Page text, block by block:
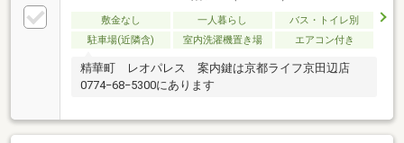
敷金なし 一人暮らし
バス・トイレ別
駐車場(近隣含)
室内洗濯機置き場 エアコン付き
精華町 レオパレス 案内鍵は京都ライフ京田辺店
0774−68−5300にあります